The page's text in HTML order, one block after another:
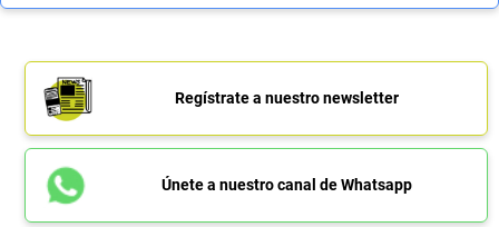
Regístrate a nuestro newsletter
Únete a nuestro canal de Whatsapp